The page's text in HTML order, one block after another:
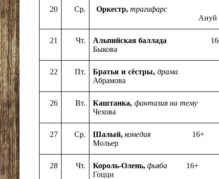
20 Ср. Оркестр,
Ануй
21 Чт. Альпийская баллада
Быкова
22 Пт. Братья и сёстры,драма
Абрамова
26 Вт. Каштанка, фантазия на тему
Чехова
27 Ср. Шалый,комедия
Мольер
28 Чт. Король-Олень,фьяба
Гоцци